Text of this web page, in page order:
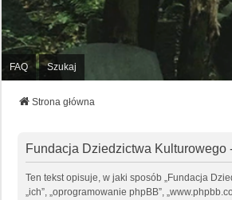
FAQ Szukaj
Strona główna
Fundacja Dziedzictwa
Ten tekst opisuje, w jaki sposób „Fundacja
„ich”, „oprogramowanie phpBB”,